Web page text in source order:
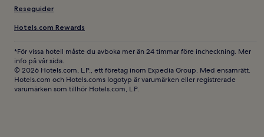
Reseguider
Hotels.com Rewards
*För vissa hotell måste du avboka mer än 24 timmar före incheckning. Mer
info på vår sida.
© 2026 Hotels.com, L.P., ett företag inom Expedia Group. Med ensamrätt.
Hotels.com och Hotels.coms logotyp är varumärken eller registrerade
varumärken som tillhör Hotels.com, L.P.